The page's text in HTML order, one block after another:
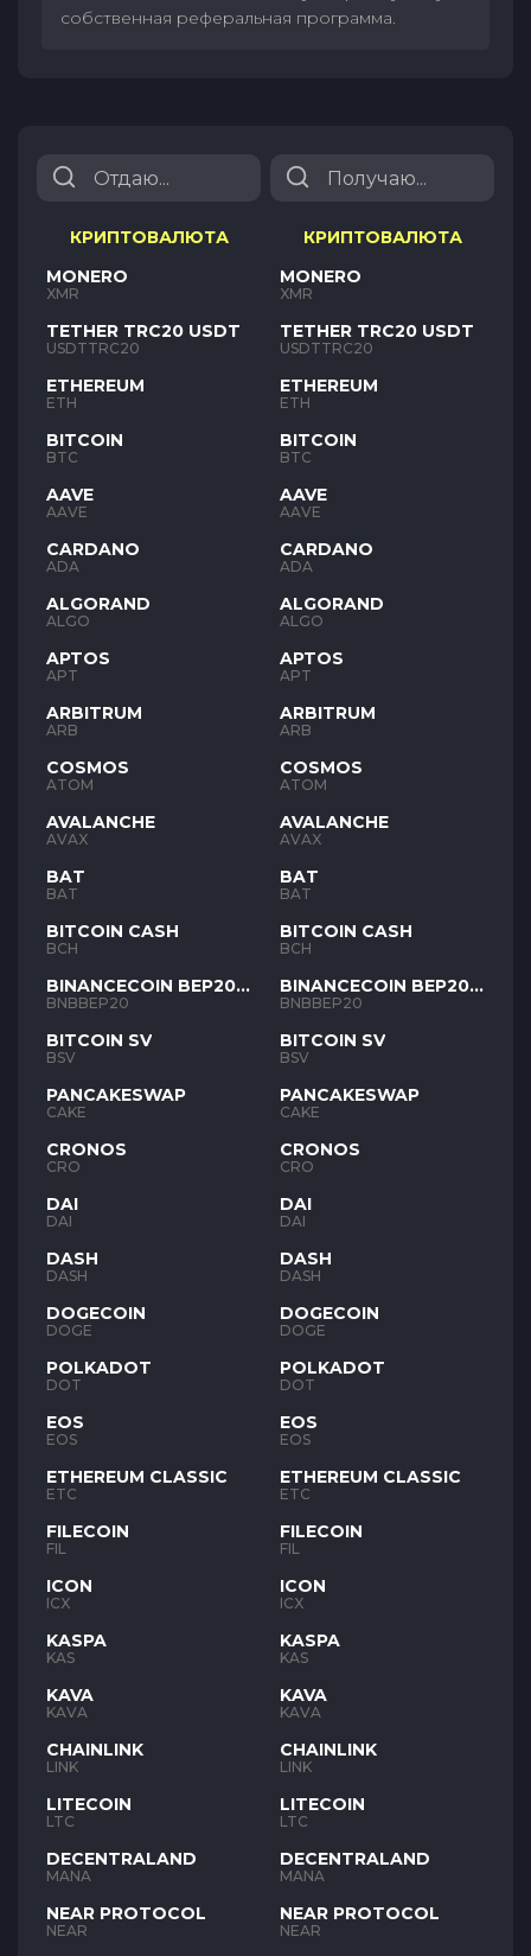
собственная реферальная программа.
КРИПТОВАЛЮТА
MONERO
XMR
TETHER TRC20 USDT
USDTTRC20
ETHEREUM
ETH
BITCOIN
BTC
AAVE
AAVE
CARDANO
ADA
ALGORAND
ALGO
APTOS
APT
ARBITRUM
ARB
COSMOS
ATOM
AVALANCHE
AVAX
BAT
BAT
BITCOIN CASH
BCH
BINANCECOIN BEP20
BNB
BNBBEP20
BITCOIN SV
BSV
PANCAKESWAP
CAKE
CRONOS
CRO
DAI
DAI
DASH
DASH
DOGECOIN
DOGE
POLKADOT
DOT
EOS
EOS
ETHEREUM CLASSIC
ETC
FILECOIN
FIL
ICON
ICX
KASPA
KAS
KAVA
KAVA
CHAINLINK
LINK
LITECOIN
LTC
DECENTRALAND
MANA
NEAR PROTOCOL
NEAR
КРИПТОВАЛЮТА
MONERO
XMR
TETHER TRC20 USDT
USDTTRC20
ETHEREUM
ETH
BITCOIN
BTC
AAVE
AAVE
CARDANO
ADA
ALGORAND
ALGO
APTOS
APT
ARBITRUM
ARB
COSMOS
ATOM
AVALANCHE
AVAX
BAT
BAT
BITCOIN CASH
BCH
BINANCECOIN BEP20
BNB
BNBBEP20
BITCOIN SV
BSV
PANCAKESWAP
CAKE
CRONOS
CRO
DAI
DAI
DASH
DASH
DOGECOIN
DOGE
POLKADOT
DOT
EOS
EOS
ETHEREUM CLASSIC
ETC
FILECOIN
FIL
ICON
ICX
KASPA
KAS
KAVA
KAVA
CHAINLINK
LINK
LITECOIN
LTC
DECENTRALAND
MANA
NEAR PROTOCOL
NEAR